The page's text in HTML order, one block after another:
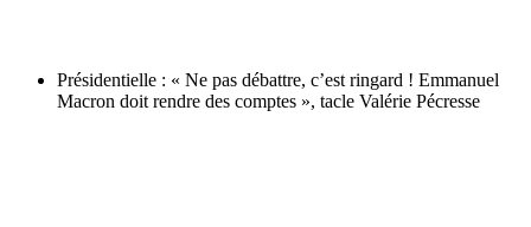
Présidentielle : « Ne pas débattre, c’est ringard ! Emmanuel
Macron doit rendre des comptes », tacle Valérie Pécresse